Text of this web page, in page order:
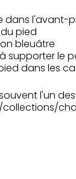
dans l'avant-
pied
bleuâtre
supporter le
dans les
l'un